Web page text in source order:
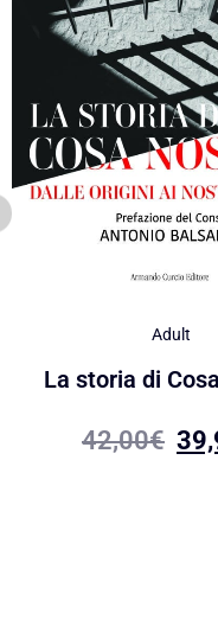
Adult
La storia di
42,00€